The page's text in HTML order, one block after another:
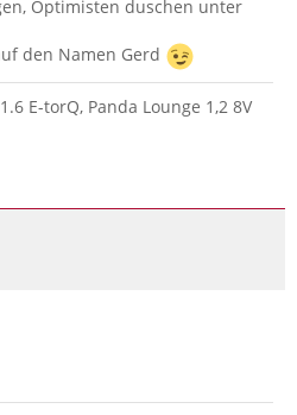
Optimisten duschen unter
den Namen Gerd
E-torQ, Panda Lounge 1,2 8V